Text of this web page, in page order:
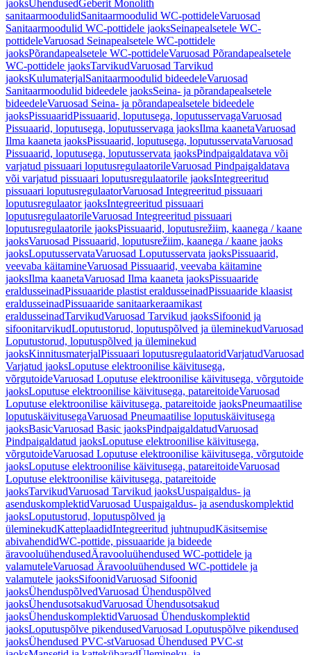
jaoksÜhendusedGeberit Monolith
sanitaarmoodulidSanitaarmoodulid WC-pottideleVaruosad
Sanitaarmoodulid WC-pottidele jaoksSeinapealsetele WC-
pottideleVaruosad Seinapealsetele WC-pottidele
jaoksPõrandapealsetele WC-pottideleVaruosad Põrandapealsetele
WC-pottidele jaoksTarvikudVaruosad Tarvikud
jaoksKulumaterjalSanitaarmoodulid bideedeleVaruosad
Sanitaarmoodulid bideedele jaoksSeina- ja põrandapealsetele
bideedeleVaruosad Seina- ja põrandapealsetele bideedele
jaoksPissuaaridPissuaarid, loputusega, loputusservagaVaruosad
Pissuaarid, loputusega, loputusservaga jaoksIlma kaanetaVaruosad
Ilma kaaneta jaoksPissuaarid, loputusega, loputusservataVaruosad
Pissuaarid, loputusega, loputusservata jaoksPindpaigaldatava või
varjatud pissuaari loputusregulaatorileVaruosad Pindpaigaldatava
või varjatud pissuaari loputusregulaatorile jaoksIntegreeritud
pissuaari loputusregulaatorVaruosad Integreeritud pissuaari
loputusregulaator jaoksIntegreeritud pissuaari
loputusregulaatorileVaruosad Integreeritud pissuaari
loputusregulaatorile jaoksPissuaarid, loputusrežiim, kaanega / kaane
jaoksVaruosad Pissuaarid, loputusrežiim, kaanega / kaane jaoks
jaoksLoputusservataVaruosad Loputusservata jaoksPissuaarid,
veevaba käitamineVaruosad Pissuaarid, veevaba käitamine
jaoksIlma kaanetaVaruosad Ilma kaaneta jaoksPissuaaride
eraldusseinadPissuaaride plastist eraldusseinadPissuaaride klaasist
eraldusseinadPissuaaride sanitaarkeraamikast
eraldusseinadTarvikudVaruosad Tarvikud jaoksSifoonid ja
sifoonitarvikudLoputustorud, loputuspõlved ja üleminekudVaruosad
Loputustorud, loputuspõlved ja üleminekud
jaoksKinnitusmaterjalPissuaari loputusregulaatoridVarjatudVaruosad
Varjatud jaoksLoputuse elektroonilise käivitusega,
võrgutoideVaruosad Loputuse elektroonilise käivitusega, võrgutoide
jaoksLoputuse elektroonilise käivitusega, patareitoideVaruosad
Loputuse elektroonilise käivitusega, patareitoide jaoksPneumaatilise
loputuskäivitusegaVaruosad Pneumaatilise loputuskäivitusega
jaoksBasicVaruosad Basic jaoksPindpaigaldatudVaruosad
Pindpaigaldatud jaoksLoputuse elektroonilise käivitusega,
võrgutoideVaruosad Loputuse elektroonilise käivitusega, võrgutoide
jaoksLoputuse elektroonilise käivitusega, patareitoideVaruosad
Loputuse elektroonilise käivitusega, patareitoide
jaoksTarvikudVaruosad Tarvikud jaoksUuspaigaldus- ja
asenduskomplektidVaruosad Uuspaigaldus- ja asenduskomplektid
jaoksLoputustorud, loputuspõlved ja
üleminekudKatteplaadidIntegreeritud juhtnupudKäsitsemise
abivahendidWC-pottide, pissuaaride ja bideede
äravooluühendusedÄravooluühendused WC-pottidele ja
valamuteleVaruosad Äravooluühendused WC-pottidele ja
valamutele jaoksSifoonidVaruosad Sifoonid
jaoksÜhenduspõlvedVaruosad Ühenduspõlved
jaoksÜhendusotsakudVaruosad Ühendusotsakud
jaoksÜhenduskomplektidVaruosad Ühenduskomplektid
jaoksLoputuspõlve pikendusedVaruosad Loputuspõlve pikendused
jaoksÜhendused PVC-stVaruosad Ühendused PVC-st